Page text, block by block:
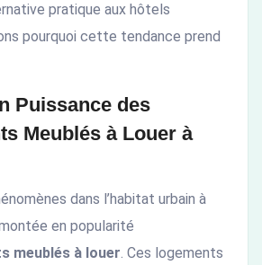
pratique aux hôtels
pourquoi cette tendance prend
Puissance des
Meublés à Louer à
dans l’habitat urbain à
en popularité
meublés à louer. Ces logements